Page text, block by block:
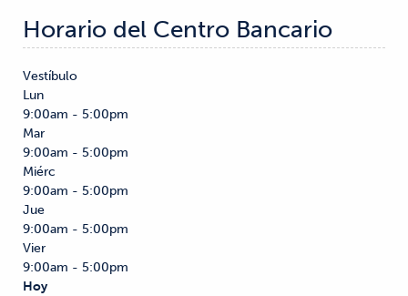
Horario del Centro Bancario
Vestíbulo
Lun
9:00am - 5:00pm
Mar
9:00am - 5:00pm
Miérc
9:00am - 5:00pm
Jue
9:00am - 5:00pm
Vier
9:00am - 5:00pm
Hoy